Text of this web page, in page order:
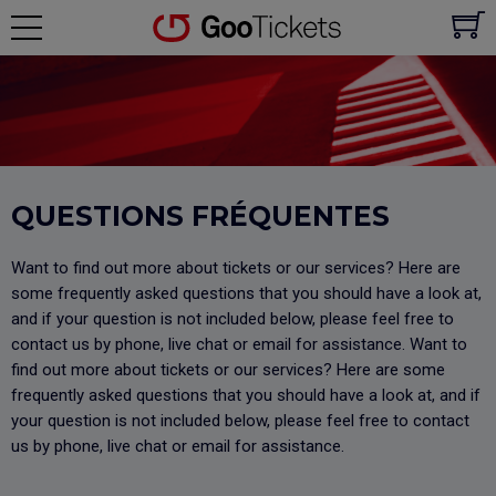
QUESTIONS FRÉQUENTES
Want to find out more about tickets or our services? Here are
some frequently asked questions that you should have a look at,
and if your question is not included below, please feel free to
contact us by phone, live chat or email for assistance. Want to
find out more about tickets or our services? Here are some
frequently asked questions that you should have a look at, and if
your question is not included below, please feel free to contact
us by phone, live chat or email for assistance.